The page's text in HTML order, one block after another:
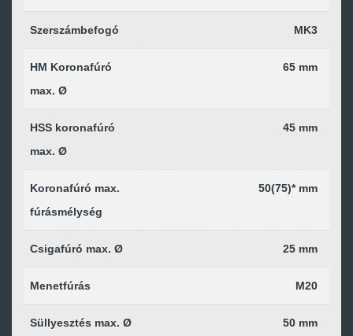
Szerszámbefogó MK3
HM Koronafúró
max. Ø
65 mm
HSS koronafúró
max. Ø
45 mm
Koronafúró max.
fúrásmélység
50(75)* mm
Csigafúró max. Ø 25 mm
Menetfúrás M20
Süllyesztés max. Ø 50 mm